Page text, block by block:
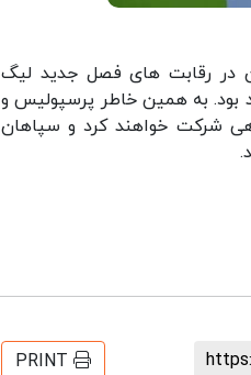
در رقابت های فصل جدید لیگ
ولی امروز مشخص شد این اخبار صحت ندارد چراکه سهمیه 2+2 خواهد بود. به همین خاطر پرسپولیس و
شرکت خواهند کرد و سپاهان
PRINT